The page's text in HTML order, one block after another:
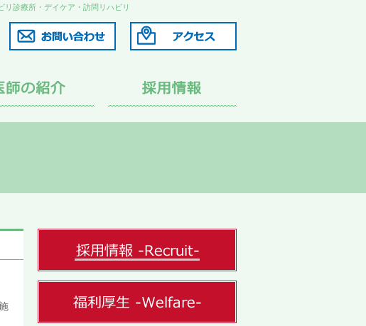
診療所・デイケア・訪問リハビリ